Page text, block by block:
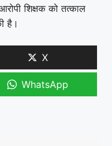
शिक्षक को तत्काल
है।
X
WhatsApp